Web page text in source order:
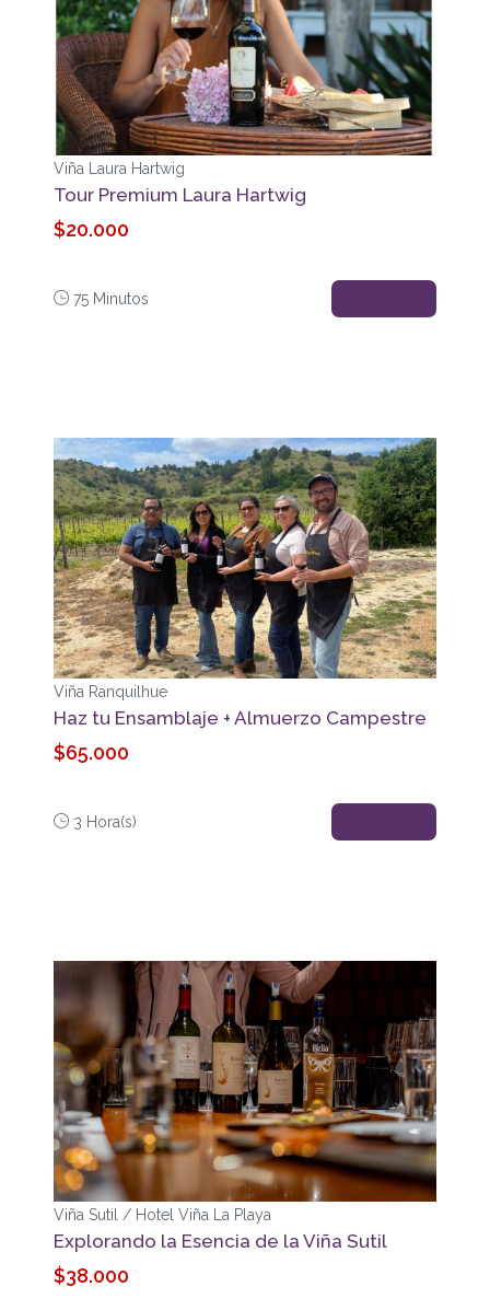
Viña Laura Hartwig
Tour Premium Laura Hartwig
$20.000
75 Minutos
Viña Ranquilhue
Haz tu Ensamblaje + Almuerzo Campestre
$65.000
3 Hora(s)
Viña Sutil / Hotel Viña La Playa
Explorando la Esencia de la Viña Sutil
$38.000